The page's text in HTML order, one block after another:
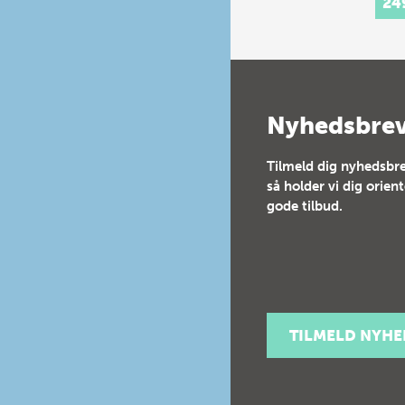
Tilmeld dig
så holder vi dig
gode tilbud.
TILMELD